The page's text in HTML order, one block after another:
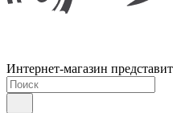
Интернет-магазин